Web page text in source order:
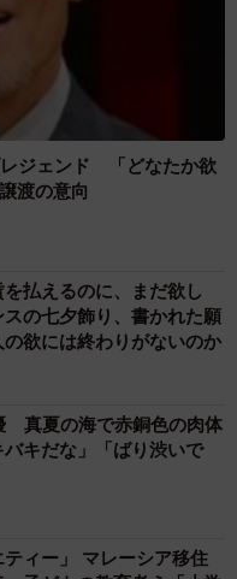
ジェンド 「どなたか欲
渡の意向
を払えるのに、まだ欲し
の七夕飾り、書かれた願
欲には終わりがないのか
真夏の海で赤銅色の肉体
キだな」「ばり渋いで
ティー」 マレーシア移住